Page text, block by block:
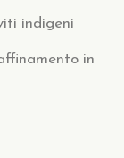
indigeni
in